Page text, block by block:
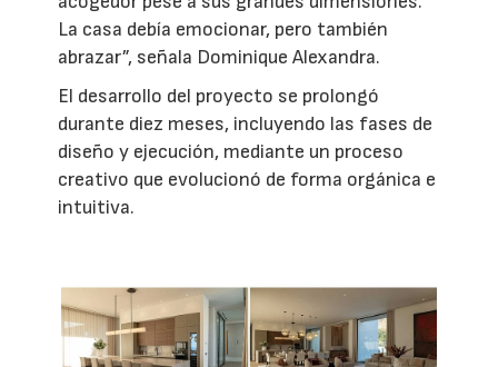
La casa debía emocionar, pero también
abrazar”, señala Dominique Alexandra.
El desarrollo del proyecto se prolongó
durante diez meses, incluyendo las fases de
diseño y ejecución, mediante un proceso
creativo que evolucionó de forma orgánica e
intuitiva.